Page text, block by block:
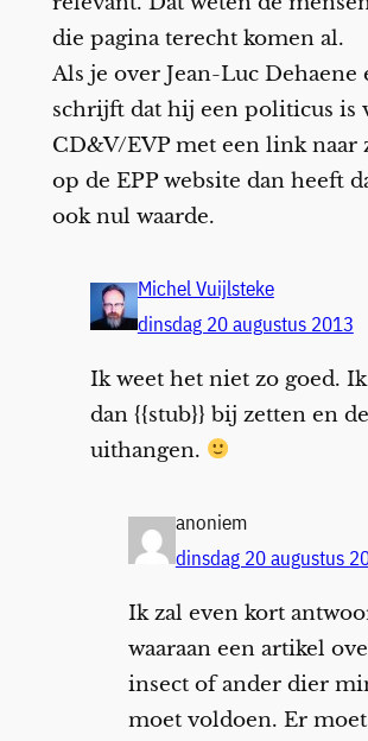
die pagina terecht komen al.
Als je over Jean-Luc Dehaene
schrijft dat hij een politicus is
CD&V/EVP met een link
op de EPP website dan heeft
ook nul waarde.
Michel Vuijlsteke
dinsdag 20 augustus 2013
Ik weet het niet zo goed.
dan {{stub}} bij zetten en de
uithangen.
anoniem
dinsdag 20 augustus
Ik zal even kort
waaraan een artikel
insect of ander dier
moet voldoen. Er moet